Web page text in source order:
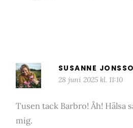
SUSANNE
28 juni 2025 kl. 11:10
Tusen tack Barbro! Åh! Hälsa
mig.